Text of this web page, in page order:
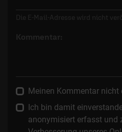
Die E-Mail-Adresse wird nicht
Kommentar:
Meinen Kommentar
Ich bin damit
anonymisiert erfasst und